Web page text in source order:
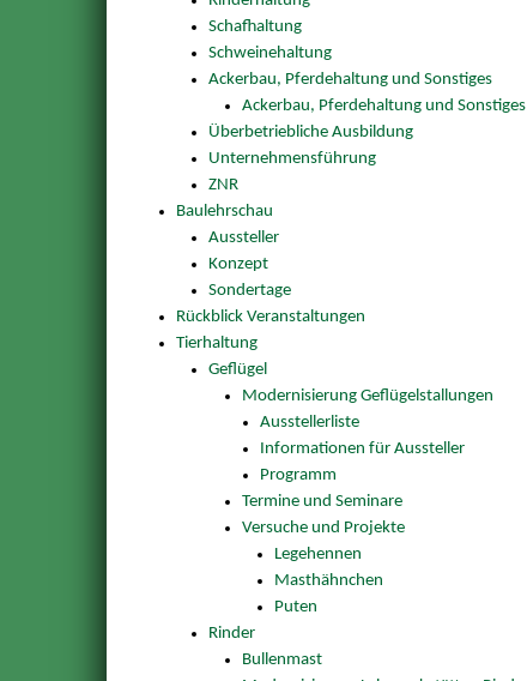
Schafhaltung
Schweinehaltung
Ackerbau, Pferdehaltung und Sonstiges
Ackerbau, Pferdehaltung und Sonstiges
Überbetriebliche Ausbildung
Unternehmensführung
ZNR
Baulehrschau
Aussteller
Konzept
Sondertage
Rückblick Veranstaltungen
Tierhaltung
Geflügel
Modernisierung Geflügelstallungen
Ausstellerliste
Informationen für Aussteller
Programm
Termine und Seminare
Versuche und Projekte
Legehennen
Masthähnchen
Puten
Rinder
Bullenmast